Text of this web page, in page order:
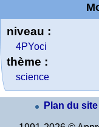
niveau :
4PYoci
thème :
science
Plan du site